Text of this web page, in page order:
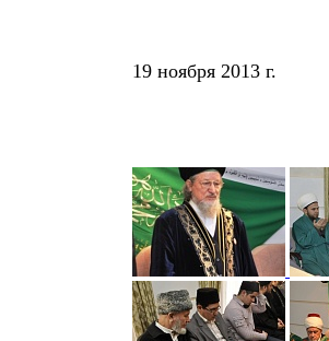
19